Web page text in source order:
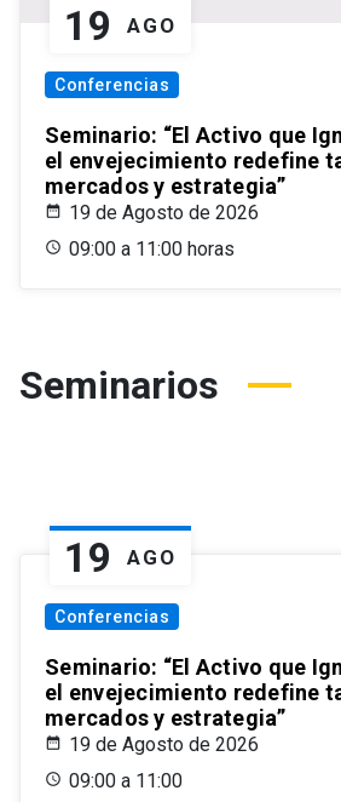
19 AGO
Conferencias
Seminario: “El Activo que
el envejecimiento redefine
mercados y estrategia”
19 de Agosto de 2026
09:00 a 11:00 horas
Seminarios
19 AGO
Conferencias
Seminario: “El Activo que
el envejecimiento redefine
mercados y estrategia”
19 de Agosto de 2026
09:00 a 11:00